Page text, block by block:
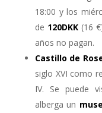
18:00 y los
de 120DKK(16
años no pagan.
Castillo de
siglo XVI como
IV. Se puede
alberga un